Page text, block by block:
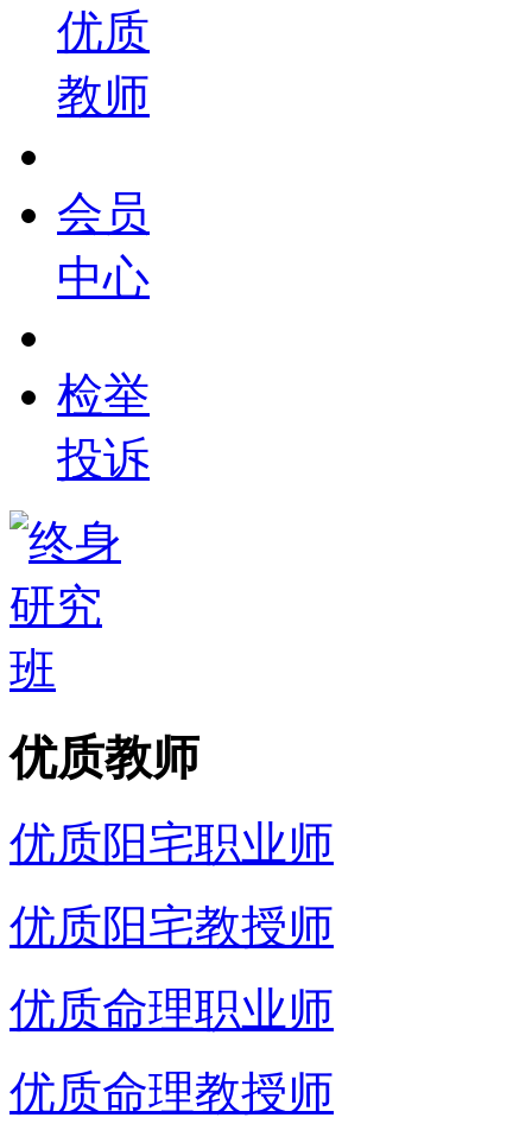
优质
教师
会员
中心
检举
投诉
优质教师
优质阳宅职业师
优质阳宅教授师
优质命理职业师
优质命理教授师